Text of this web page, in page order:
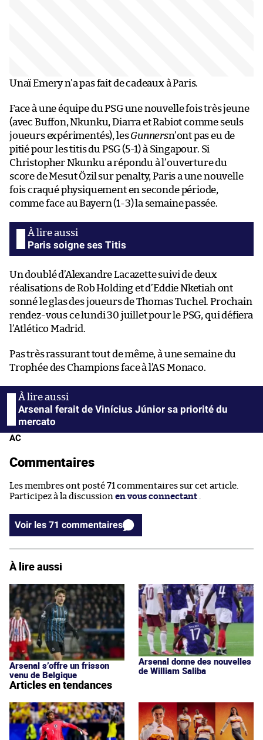
Unaï Emery n’a pas fait de cadeaux à Paris.
Face à une équipe du PSG une nouvelle fois très jeune
(avec Buffon, Nkunku, Diarra et Rabiot comme seuls
joueurs expérimentés), lesGunnersn’ont pas eu de
pitié pour les titis du PSG (5-1) à Singapour. Si
Christopher Nkunku a répondu à l’ouverture du
score de Mesut Özil sur penalty, Paris a une nouvelle
fois craqué physiquement en seconde période,
comme face au Bayern (1-3) la semaine passée.
Paris soigne ses Titis
Un doublé d’Alexandre Lacazette suivi de deux
réalisations de Rob Holding et d’Eddie Nketiah ont
sonné le glas des joueurs de Thomas Tuchel. Prochain
rendez-vous ce lundi 30 juillet pour le PSG, qui défiera
l’Atlético Madrid.
Pas très rassurant tout de même, à une semaine du
Trophée des Champions face à l’AS Monaco.
Arsenal ferait de Vinícius Júnior sa priorité du
mercato
AC
Commentaires
Les membres ont posté 71 commentaires sur cet article.
Participez à la discussion en vous connectant
Voir les 71 commentaires
À lire aussi
Arsenal s’offre un frisson
venu de Belgique
Arsenal donne des nouvelles
de William Saliba
Articles en tendances